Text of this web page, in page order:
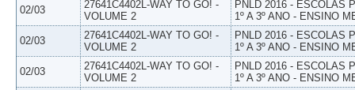
02/03
27641C4402L-WAY TO GO! -
VOLUME 2
PNLD 2016 - ESCOLAS
1º A 3º ANO - ENSINO
02/03
27641C4402L-WAY TO GO! -
VOLUME 2
PNLD 2016 - ESCOLAS
1º A 3º ANO - ENSINO
02/03
27641C4402L-WAY TO GO! -
VOLUME 2
PNLD 2016 - ESCOLAS
1º A 3º ANO - ENSINO